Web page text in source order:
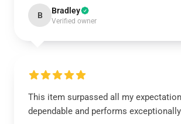
B Bradley
Verified owner
This item surpassed all my
dependable and performs